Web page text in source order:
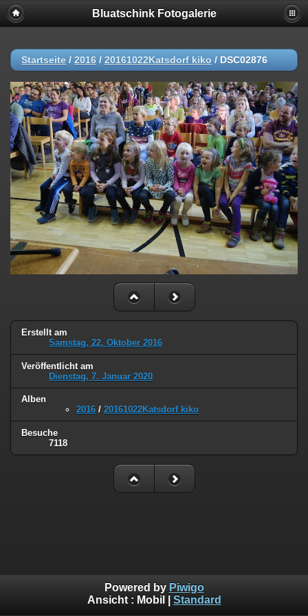
Bluatschink Fotogalerie
Startseite / 2016 / 20161022Katsdorf kiko / DSC02876
Erstellt am
Samstag, 22. Oktober 2016
Veröffentlicht am
Dienstag, 7. Januar 2020
Alben
2016 / 20161022Katsdorf kiko
Besuche
7118
Powered by Piwigo
Ansicht : Mobil Standard